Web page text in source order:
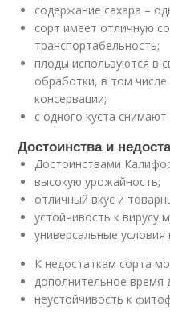
содержание сахара –
сорт имеет отличную
транспортабельность;
плоды используются в
обработки, в том
консервации;
с одного куста
Достоинства и
Достоинствами
высокую урожайность;
отличный вкус и
устойчивость к вирусу
универсальные
К недостаткам сорта
дополнительное время
неустойчивость к